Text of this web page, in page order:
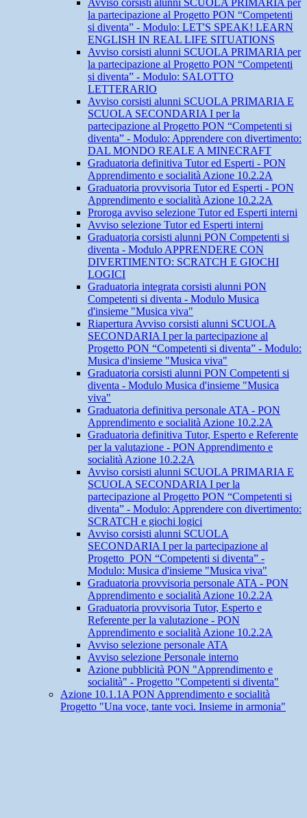
Avviso corsisti alunni SCUOLA PRIMARIA per
la partecipazione al Progetto PON “Competenti
si diventa” - Modulo: LET'S SPEAK! LEARN
ENGLISH IN REAL LIFE SITUATIONS
Avviso corsisti alunni SCUOLA PRIMARIA per
la partecipazione al Progetto PON “Competenti
si diventa” - Modulo: SALOTTO
LETTERARIO
Avviso corsisti alunni SCUOLA PRIMARIA E
SCUOLA SECONDARIA I per la
partecipazione al Progetto PON “Competenti si
diventa” - Modulo: Apprendere con divertimento:
DAL MONDO REALE A MINECRAFT
Graduatoria definitiva Tutor ed Esperti - PON
Apprendimento e socialità Azione 10.2.2A
Graduatoria provvisoria Tutor ed Esperti - PON
Apprendimento e socialità Azione 10.2.2A
Proroga avviso selezione Tutor ed Esperti interni
Avviso selezione Tutor ed Esperti interni
Graduatoria corsisti alunni PON Competenti si
diventa - Modulo APPRENDERE CON
DIVERTIMENTO: SCRATCH E GIOCHI
LOGICI
Graduatoria integrata corsisti alunni PON
Competenti si diventa - Modulo Musica
d'insieme "Musica viva"
Riapertura Avviso corsisti alunni SCUOLA
SECONDARIA I per la partecipazione al
Progetto PON “Competenti si diventa” - Modulo:
Musica d'insieme "Musica viva"
Graduatoria corsisti alunni PON Competenti si
diventa - Modulo Musica d'insieme "Musica
viva"
Graduatoria definitiva personale ATA - PON
Apprendimento e socialità Azione 10.2.2A
Graduatoria definitiva Tutor, Esperto e Referente
per la valutazione - PON Apprendimento e
socialità Azione 10.2.2A
Avviso corsisti alunni SCUOLA PRIMARIA E
SCUOLA SECONDARIA I per la
partecipazione al Progetto PON “Competenti si
diventa” - Modulo: Apprendere con divertimento:
SCRATCH e giochi logici
Avviso corsisti alunni SCUOLA
SECONDARIA I per la partecipazione al
Progetto PON “Competenti si diventa” -
Modulo: Musica d'insieme "Musica viva"
Graduatoria provvisoria personale ATA - PON
Apprendimento e socialità Azione 10.2.2A
Graduatoria provvisoria Tutor, Esperto e
Referente per la valutazione - PON
Apprendimento e socialità Azione 10.2.2A
Avviso selezione personale ATA
Avviso selezione Personale interno
Azione pubblicità PON "Apprendimento e
socialità" - Progetto "Competenti si diventa"
Azione 10.1.1A PON Apprendimento e socialità
Progetto "Una voce, tante voci. Insieme in armonia"